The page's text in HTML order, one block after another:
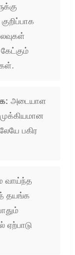
அடையாள
பகிர
வாய்ந்த
தயங்க
ஏற்பாடு